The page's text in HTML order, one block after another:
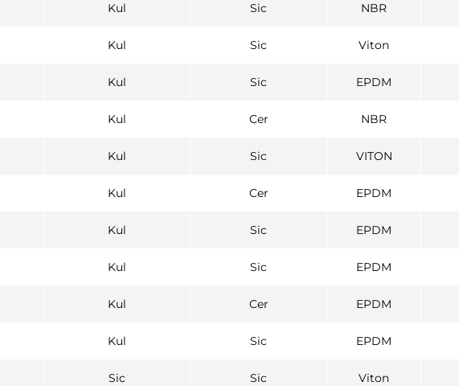
Kul Sic NBR
Kul Sic Viton
Kul Sic EPDM
Kul Cer NBR
Kul Sic VITON
Kul Cer EPDM
Kul Sic EPDM
Kul Sic EPDM
Kul Cer EPDM
Kul Sic EPDM
Sic Sic Viton